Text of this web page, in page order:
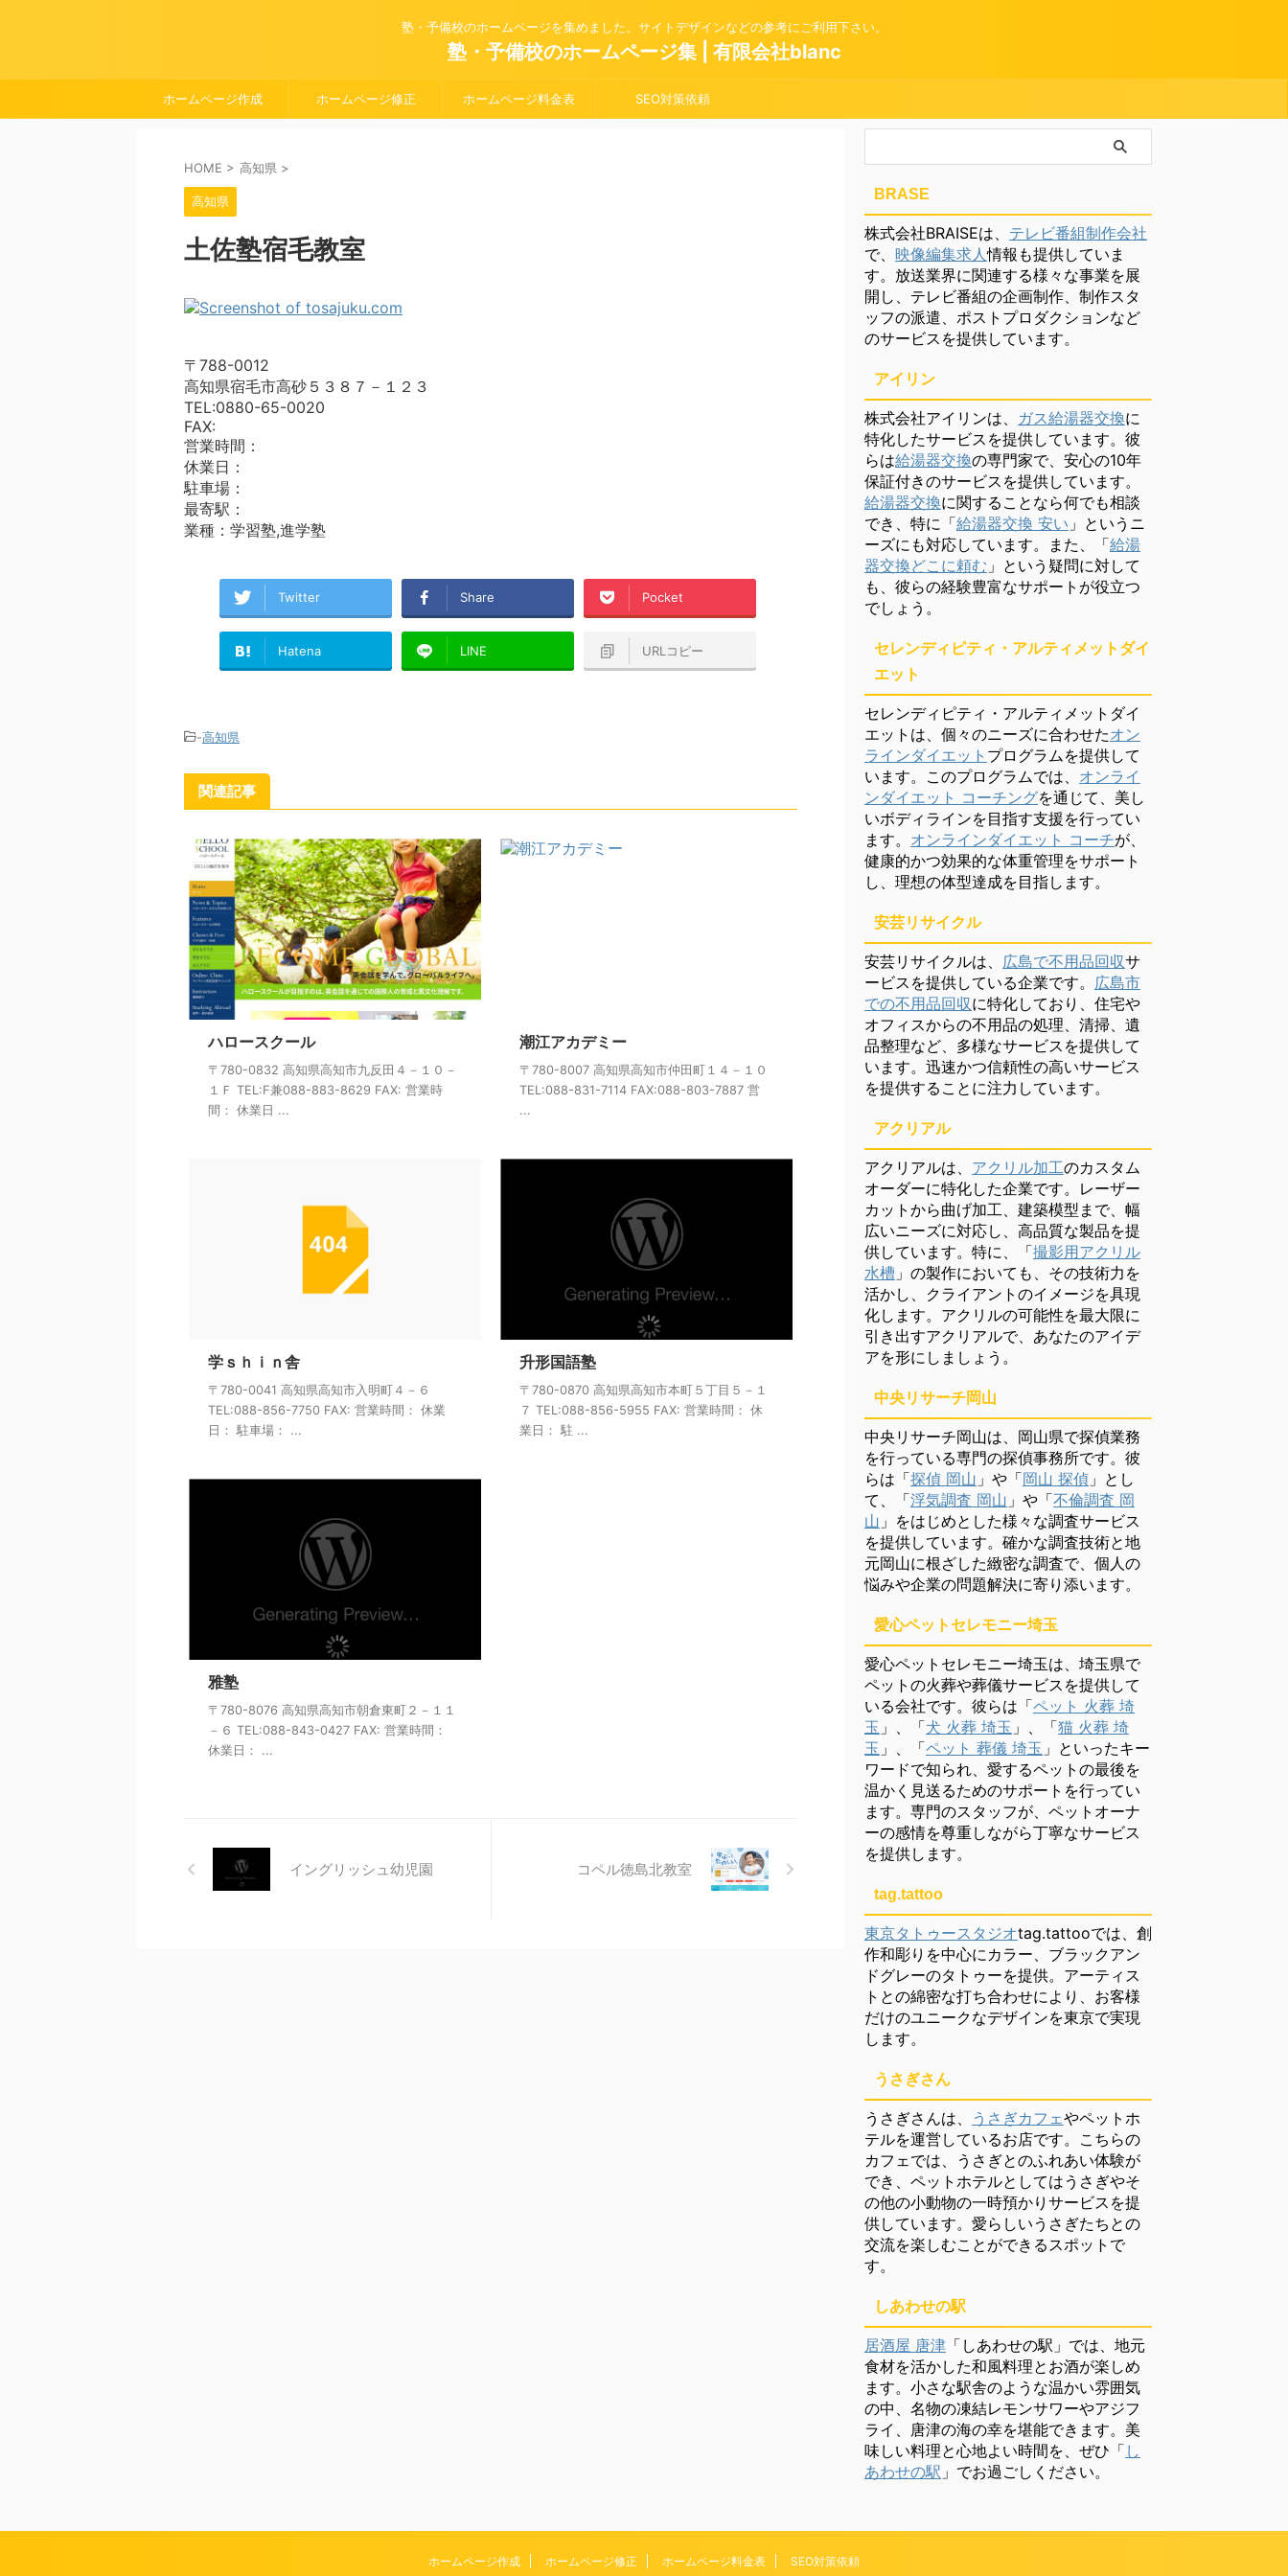
塾・予備校のホームページを集めました。サイトデザインなどの参考にご利用下さい。
塾・予備校のホームページ集 | 有限会社blanc
ホームページ作成 ホームページ修正 ホームページ料金表 SEO対策依頼
HOME > 高知県 >
高知県
土佐塾宿毛教室
〒788-0012
高知県宿毛市高砂５３８７－１２３
TEL:0880-65-0020
FAX:
営業時間：
休業日：
駐車場：
最寄駅：
業種：学習塾,進学塾
Twitter Share Pocket
Hatena LINE URLコピー
-高知県
関連記事
ハロースクール
〒780-0832 高知県高知市九反田４－１０－
１Ｆ TEL:F兼088-883-8629 FAX: 営業時
間： 休業日 ...
潮江アカデミー
〒780-8007 高知県高知市仲田町１４－１０
TEL:088-831-7114 FAX:088-803-7887 営
...
学ｓｈｉｎ舎
〒780-0041 高知県高知市入明町４－６
TEL:088-856-7750 FAX: 営業時間： 休業
日： 駐車場： ...
升形国語塾
〒780-0870 高知県高知市本町５丁目５－１
７ TEL:088-856-5955 FAX: 営業時間： 休
業日： 駐 ...
雅塾
〒780-8076 高知県高知市朝倉東町２－１１
－６ TEL:088-843-0427 FAX: 営業時間：
休業日： ...
イングリッシュ幼児園 コペル徳島北教室
BRASE
株式会社BRAISEは、 テレビ番組制作会社
で、 映像編集求人情報も提供していま
す。放送業界に関連する様々な事業を展
開し、テレビ番組の企画制作、制作スタ
ッフの派遣、ポストプロダクションなど
のサービスを提供しています。
アイリン
株式会社アイリンは、 ガス給湯器交換に
特化したサービスを提供しています。彼
らは給湯器交換の専門家で、安心の10年
保証付きのサービスを提供しています。
給湯器交換に関することなら何でも相談
でき、特に「給湯器交換 安い 」というニ
ーズにも対応しています。また、「給湯
器交換どこに頼む 」という疑問に対して
も、彼らの経験豊富なサポートが役立つ
でしょう。
セレンディピティ・アルティメットダイ
エット
セレンディピティ・アルティメットダイ
エットは、個々のニーズに合わせたオン
ラインダイエット プログラムを提供して
います。このプログラムでは、 オンライ
ンダイエット コーチングを通じて、美し
いボディラインを目指す支援を行ってい
ます。 オンラインダイエット コーチが、
健康的かつ効果的な体重管理をサポート
し、理想の体型達成を目指します。
安芸リサイクル
安芸リサイクルは、 広島で不用品回収サ
ービスを提供している企業です。 広島市
での不用品回収に特化しており、住宅や
オフィスからの不用品の処理、清掃、遺
品整理など、多様なサービスを提供して
います。迅速かつ信頼性の高いサービス
を提供することに注力しています。
アクリアル
アクリアルは、 アクリル加工のカスタム
オーダーに特化した企業です。レーザー
カットから曲げ加工、建築模型まで、幅
広いニーズに対応し、高品質な製品を提
供しています。特に、「撮影用アクリル
水槽 」の製作においても、その技術力を
活かし、クライアントのイメージを具現
化します。アクリルの可能性を最大限に
引き出すアクリアルで、あなたのアイデ
アを形にしましょう。
中央リサーチ岡山
中央リサーチ岡山は、岡山県で探偵業務
を行っている専門の探偵事務所です。彼
らは「探偵 岡山 」や「岡山 探偵 」とし
て、「浮気調査 岡山 」や「不倫調査 岡
山 」をはじめとした様々な調査サービス
を提供しています。確かな調査技術と地
元岡山に根ざした緻密な調査で、個人の
悩みや企業の問題解決に寄り添います。
愛心ペットセレモニー埼玉
愛心ペットセレモニー埼玉は、埼玉県で
ペットの火葬や葬儀サービスを提供して
いる会社です。彼らは「ペット 火葬 埼
玉 」、「犬 火葬 埼玉 」、「猫 火葬 埼
玉 」、「ペット 葬儀 埼玉 」といったキー
ワードで知られ、愛するペットの最後を
温かく見送るためのサポートを行ってい
ます。専門のスタッフが、ペットオーナ
ーの感情を尊重しながら丁寧なサービス
を提供します。
tag.tattoo
東京タトゥースタジオtag.tattooでは、創
作和彫りを中心にカラー、ブラックアン
ドグレーのタトゥーを提供。アーティス
トとの綿密な打ち合わせにより、お客様
だけのユニークなデザインを東京で実現
します。
うさぎさん
うさぎさんは、 うさぎカフェやペットホ
テルを運営しているお店です。こちらの
カフェでは、うさぎとのふれあい体験が
でき、ペットホテルとしてはうさぎやそ
の他の小動物の一時預かりサービスを提
供しています。愛らしいうさぎたちとの
交流を楽しむことができるスポットで
す。
しあわせの駅
居酒屋 唐津 「しあわせの駅」では、地元
食材を活かした和風料理とお酒が楽しめ
ます。小さな駅舎のような温かい雰囲気
の中、名物の凍結レモンサワーやアジフ
ライ、唐津の海の幸を堪能できます。美
味しい料理と心地よい時間を、ぜひ「 し
あわせの駅 」でお過ごしください。
ホームページ作成 ホームページ修正 ホームページ料金表 SEO対策依頼